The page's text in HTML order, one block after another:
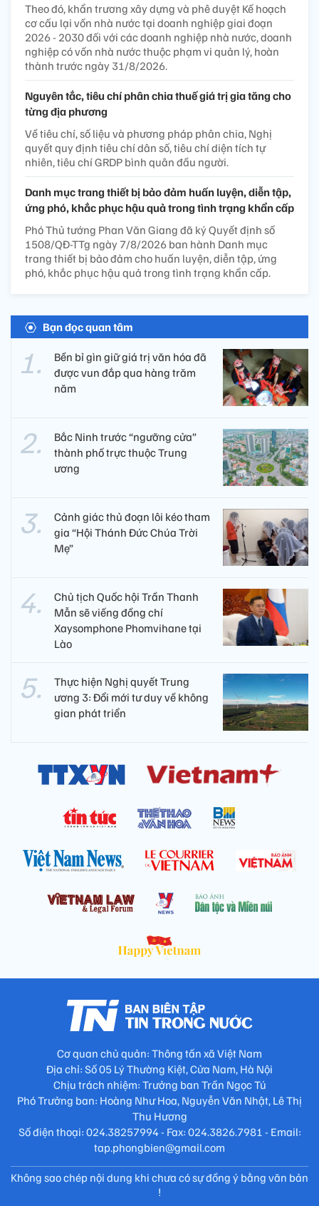
Theo đó, khẩn trương xây dựng và phê duyệt Kế hoạch
cơ cấu lại vốn nhà nước tại doanh nghiệp giai đoạn
2026 - 2030 đối với các doanh nghiệp nhà nước, doanh
nghiệp có vốn nhà nước thuộc phạm vi quản lý, hoàn
thành trước ngày 31/8/2026.
Nguyên tắc, tiêu chí phân chia thuế giá trị gia tăng cho
từng địa phương
Về tiêu chí, số liệu và phương pháp phân chia, Nghị
quyết quy định tiêu chí dân số, tiêu chí diện tích tự
nhiên, tiêu chí GRDP bình quân đầu người.
Danh mục trang thiết bị bảo đảm huấn luyện, diễn tập,
ứng phó, khắc phục hậu quả trong tình trạng khẩn cấp
Phó Thủ tướng Phan Văn Giang đã ký Quyết định số
1508/QĐ-TTg ngày 7/8/2026 ban hành Danh mục
trang thiết bị bảo đảm cho huấn luyện, diễn tập, ứng
phó, khắc phục hậu quả trong tình trạng khẩn cấp.
Bạn đọc quan tâm
Bền bỉ gìn giữ giá trị văn hóa đã
được vun đắp qua hàng trăm
năm
Bắc Ninh trước “ngưỡng cửa”
thành phố trực thuộc Trung
ương
Cảnh giác thủ đoạn lôi kéo tham
gia “Hội Thánh Đức Chúa Trời
Mẹ”
Chủ tịch Quốc hội Trần Thanh
Mẫn sẽ viếng đồng chí
Xaysomphone Phomvihane tại
Lào
Thực hiện Nghị quyết Trung
ương 3: Đổi mới tư duy về không
gian phát triển
Cơ quan chủ quản: Thông tấn xã Việt Nam
Địa chỉ: Số 05 Lý Thường Kiệt, Cửa Nam, Hà Nội
Chịu trách nhiệm: Trưởng ban Trần Ngọc Tú
Phó Trưởng ban: Hoàng Như Hoa, Nguyễn Văn Nhật, Lê Thị
Thu Hương
Số điện thoại: 024.38257994 - Fax: 024.3826.7981 - Email:
tap.phongbien@gmail.com
Không sao chép nội dung khi chưa có sự đồng ý bằng văn bản
!